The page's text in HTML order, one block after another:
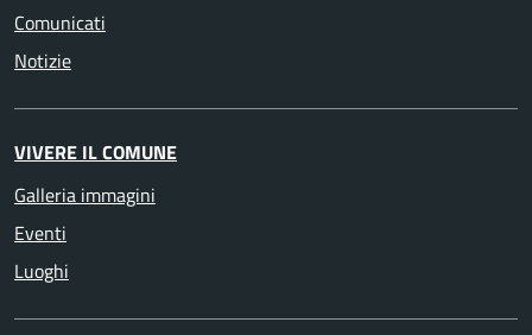
Comunicati
Notizie
VIVERE IL COMUNE
Galleria immagini
Eventi
Luoghi